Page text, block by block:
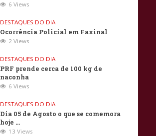
6 Views
DESTAQUES DO DIA
Ocorrência Policial em Faxinal
2 Views
DESTAQUES DO DIA
PRF prende cerca de 100 kg de
naconha
6 Views
DESTAQUES DO DIA
Dia 05 de Agosto o que se comemora
hoje …
13 Views